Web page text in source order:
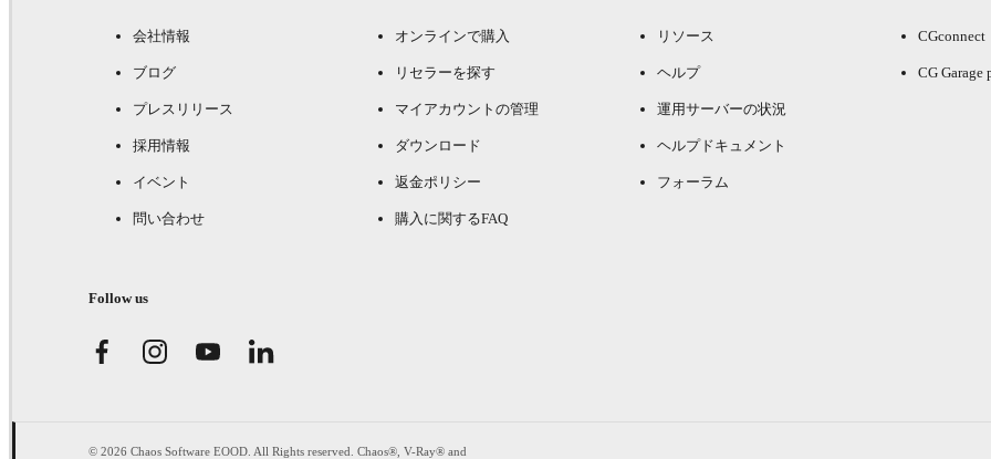
会社情報
ブログ
プレスリリース
採用情報
イベント
問い合わせ
オンラインで購入
リセラーを探す
マイアカウントの管理
ダウンロード
返金ポリシー
購入に関するFAQ
リソース
ヘルプ
運用サーバーの状況
ヘルプドキュメント
フォーラム
CGconnect
CG Garage
Follow us
© 2026 Chaos Software EOOD. All Rights reserved. Chaos®, V-Ray® and